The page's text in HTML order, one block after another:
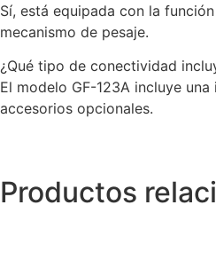
Sí, está equipada con la
mecanismo de pesaje.
¿Qué tipo de conectividad
El modelo GF-123A incluye
accesorios opcionales.
Productos